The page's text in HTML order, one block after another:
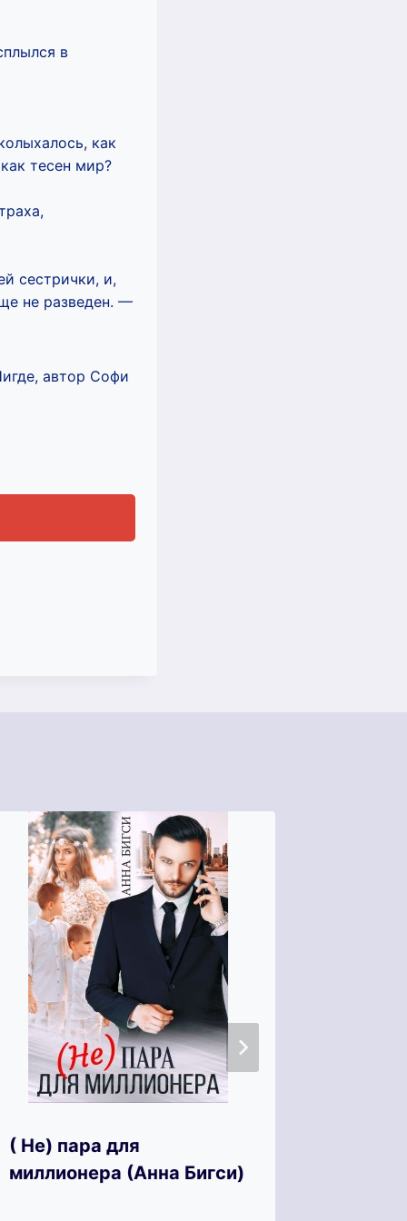
в
как
тесен мир?
сестрички, и,
не разведен. —
автор Софи
( Не) пара для
миллионера (Анна Бигси)